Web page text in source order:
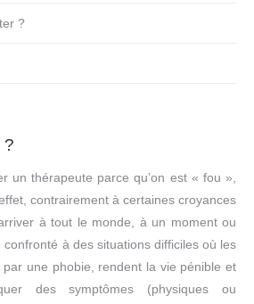
?
?
un thérapeute parce qu’on est « fou »,
contrairement à certaines croyances
à tout le monde, à un moment ou
confronté à des situations difficiles où les
une phobie, rendent la vie pénible et
des symptômes (physiques ou